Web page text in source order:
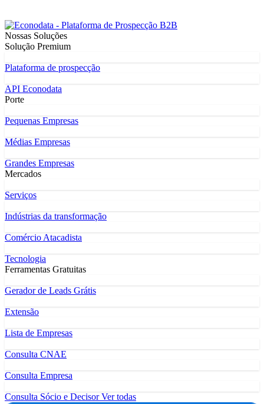
Nossas Soluções
Solução Premium
Plataforma de prospecção
API Econodata
Porte
Pequenas Empresas
Médias Empresas
Grandes Empresas
Mercados
Serviços
Indústrias da transformação
Comércio Atacadista
Tecnologia
Ferramentas Gratuitas
Gerador de Leads Grátis
Extensão
Lista de Empresas
Consulta CNAE
Consulta Empresa
Consulta Sócio e DecisorVer todas